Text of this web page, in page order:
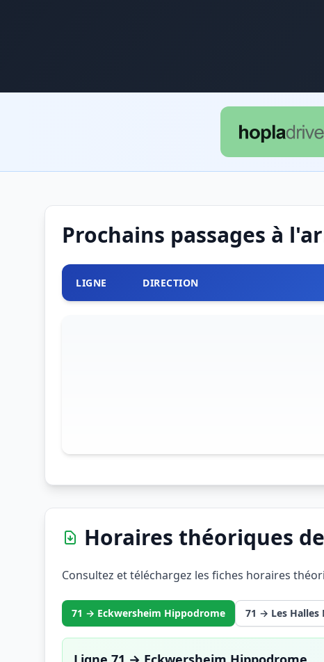
Prochains passages à
LIGNE DIRECTION
Horaires théoriques
Consultez et téléchargez les fiches horaires
71 → Eckwersheim Hippodrome 71 → Les Halles